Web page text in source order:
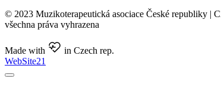
© 2023 Muzikoterapeutická asociace České republiky |
všechna práva vyhrazena
Made with
in Czech rep.
WebSite21